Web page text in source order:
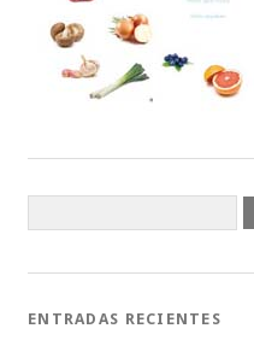
ENTRADAS RECIENTES